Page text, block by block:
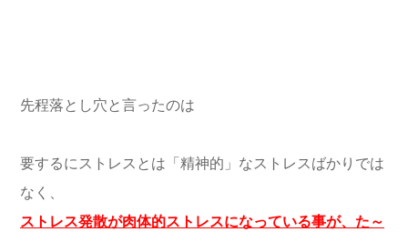
先程落とし穴と言ったのは
要するにストレスとは「精神的」なストレスばかりでは
なく、
ストレス発散が肉体的ストレスになっている事が、た～